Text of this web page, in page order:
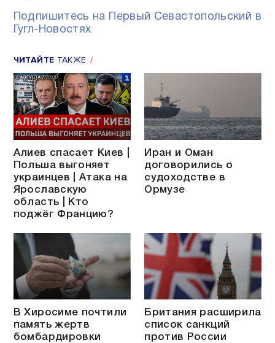
Подпишитесь на Первый Севастопольский в
Гугл-Новостях
ЧИТАЙТЕ ТАКЖЕ
Алиев спасает Киев |
Польша выгоняет
украинцев | Атака на
Ярославскую
область | Кто
поджёг Францию?
Иран и Оман
договорились о
судоходстве в
Ормузе
В Хиросиме почтили
память жертв
бомбардировки
Британия расширила
список санкций
против России